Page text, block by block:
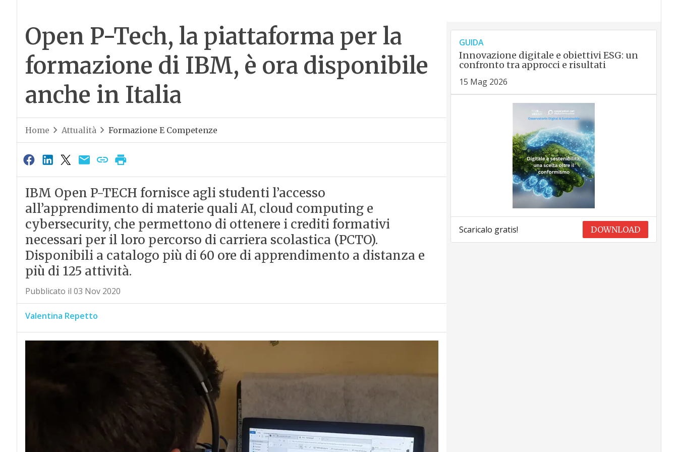
Open P-Tech, la piattaforma per la
formazione di IBM, è ora disponibile
anche in Italia
Home Attualità Formazione E Competenze
IBM Open P-TECH fornisce agli studenti l’accesso
all’apprendimento di materie quali AI, cloud computing e
cybersecurity, che permettono di ottenere i crediti formativi
necessari per il loro percorso di carriera scolastica (PCTO).
Disponibili a catalogo più di 60 ore di apprendimento a distanza e
più di 125 attività.
Pubblicato il 03 Nov 2020
Valentina Repetto
GUIDA
Innovazione digitale e obiettivi ESG: un
confronto tra approcci e risultati
15 Mag 2026
Scaricalo gratis! DOWNLOAD